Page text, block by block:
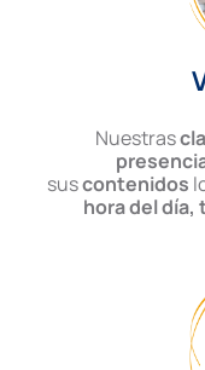
Nuestras
suscontenidos
hora del día,